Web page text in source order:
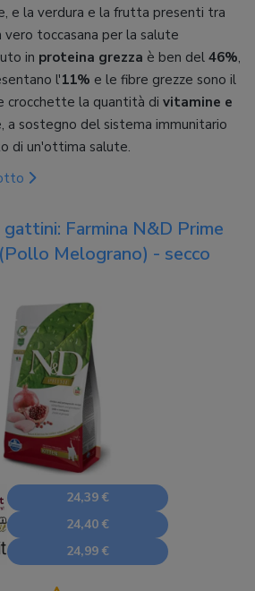
e la verdura e la frutta presenti tra
toccasana per la salute
in proteina grezza è ben del 46%,
l'11% e le fibre grezze sono il
crocchette la quantità di vitamine e
a sostegno del sistema immunitario
di un'ottima salute.
Farmina N&D Prime
Melograno) - secco
24,39 €
24,40 €
24,99 €